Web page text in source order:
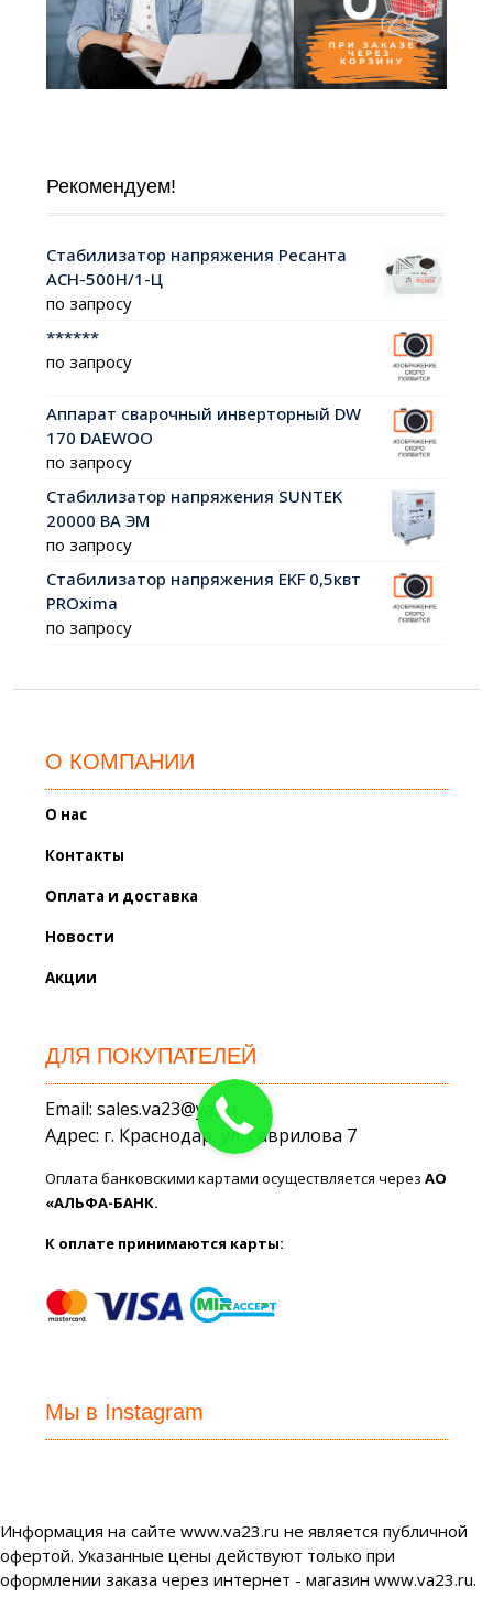
Рекомендуем!
Стабилизатор напряжения Ресанта
АСН-500Н/1-Ц
по запросу
******
по запросу
Аппарат сварочный инверторный DW
170 DAEWOO
по запросу
Стабилизатор напряжения SUNTEK
20000 ВА ЭМ
по запросу
Стабилизатор напряжения EKF 0,5квт
PROxima
по запросу
О КОМПАНИИ
О нас
Контакты
Оплата и доставка
Новости
Акции
ДЛЯ ПОКУПАТЕЛЕЙ
Email: sales.va23@ya.ru
Адрес: г. Краснодар, ул. Гаврилова 7
Оплата банковскими картами осуществляется черезАО
«АЛЬФА-БАНК.
К оплате принимаются карты:
Мы в Instagram
Информация на сайте www.va23.ru не является публичной
офертой. Указанные цены действуют только при
оформлении заказа через интернет - магазин www.va23.ru.